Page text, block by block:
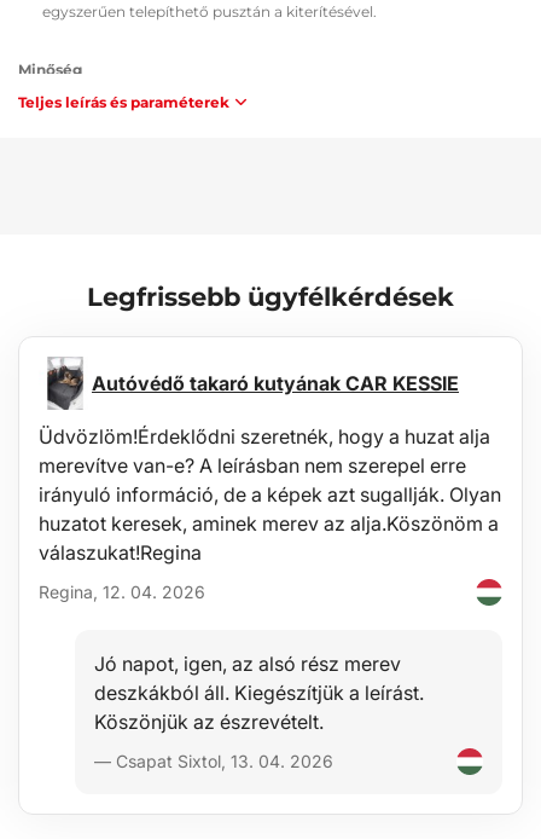
egyszerűen telepíthető pusztán a kiterítésével.
Minőség
Minden csomagtértálca rendelkezik a TÜV Süd Czech
A tálca könnyen tisztítható, és alkalmas a hagyományos
tisztítás egyszerűen elvégezhető a járművön kívül is, pl. kerti
locsolóval.
Az anyag minősége lehetővé teszi a tálca használatát -60°C és
+80°C közötti hőmérsékleten, valamint nagy ellenállást biztosít az
UV-sugárzás miatti öregedéssel szemben.
Biztonság
függően), amely megvédi a csomagtér belsejét a kifolyó
Teljes leírás és paraméterek
Legfrissebb ügyfélkérdések
Autóvédő takaró kutyának CAR KESSIE
Üdvözlöm!Érdeklődni szeretnék, hogy a huzat alja
merevítve van-e? A leírásban nem szerepel erre
irányuló információ, de a képek azt sugallják. Olyan
huzatot keresek, aminek merev az alja.Köszönöm a
válaszukat!Regina
Regina, 12. 04. 2026
Jó napot, igen, az alsó rész merev
deszkákból áll. Kiegészítjük a leírást.
Köszönjük az észrevételt.
— Csapat Sixtol, 13. 04. 2026